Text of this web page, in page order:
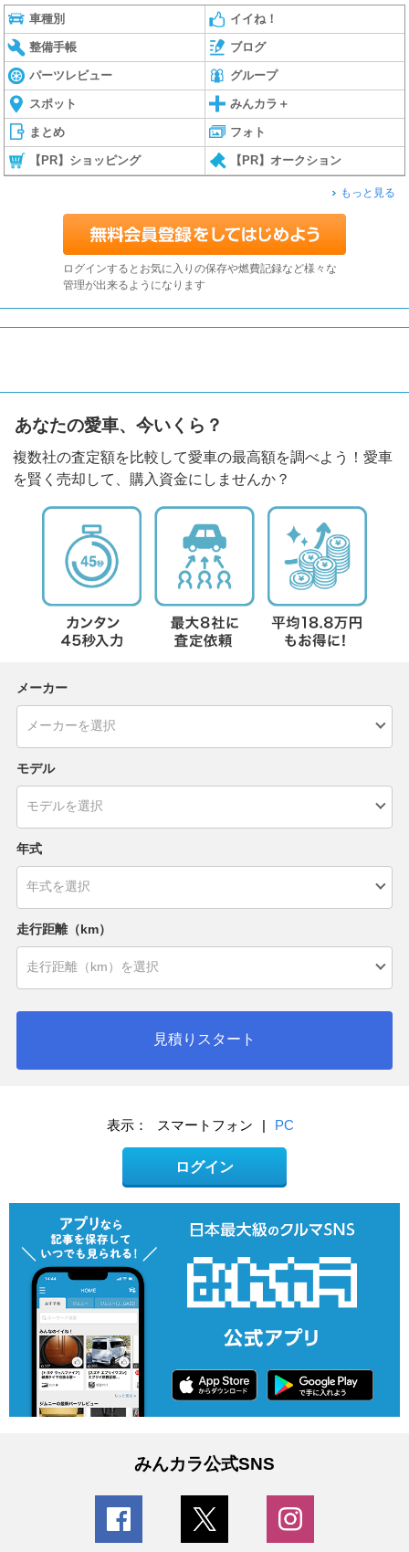
車種別 イイね！
整備手帳 ブログ
パーツレビュー グループ
スポット みんカラ＋
まとめ フォト
【PR】ショッピング 【PR】オークション
もっと見る
ログインするとお気に入りの保存や燃費記録など様々な
管理が出来るようになります
あなたの愛車、今いくら？
複数社の査定額を比較して愛車の最高額を調べよう！愛車
を賢く売却して、購入資金にしませんか？
メーカー
モデル
年式
走行距離（km）
見積りスタート
表示： スマートフォン | PC
ログイン
みんカラ公式SNS